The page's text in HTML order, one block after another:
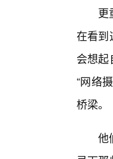
更
在看到
会想
“网络
桥梁。
他